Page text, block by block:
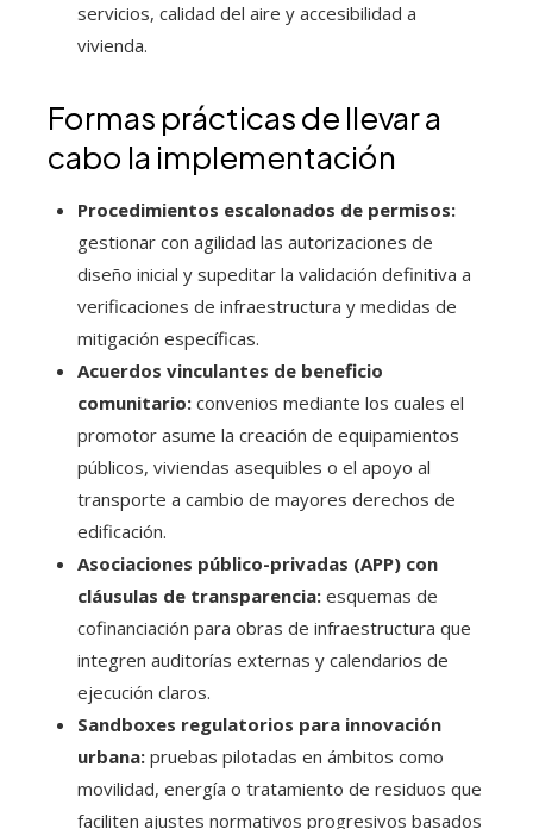
servicios, calidad del aire y accesibilidad a
vivienda.
Formas prácticas de llevar a
cabo la implementación
Procedimientos escalonados de permisos:
gestionar con agilidad las autorizaciones de
diseño inicial y supeditar la validación definitiva a
verificaciones de infraestructura y medidas de
mitigación específicas.
Acuerdos vinculantes de beneficio
comunitario: convenios mediante los cuales el
promotor asume la creación de equipamientos
públicos, viviendas asequibles o el apoyo al
transporte a cambio de mayores derechos de
edificación.
Asociaciones público-privadas (APP) con
cláusulas de transparencia: esquemas de
cofinanciación para obras de infraestructura que
integren auditorías externas y calendarios de
ejecución claros.
Sandboxes regulatorios para innovación
urbana: pruebas pilotadas en ámbitos como
movilidad, energía o tratamiento de residuos que
faciliten ajustes normativos progresivos basados